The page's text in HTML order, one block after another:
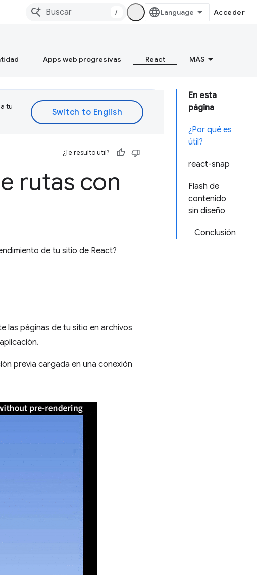
/ Acceder
Apps web progresivas React MÁS
En esta
página
¿Por qué es
útil?
react-snap
Flash de
contenido
sin diseño
Conclusión
tu
¿Te resultó útil?
rutas con
de tu sitio de React?
las páginas de tu sitio en archivos
previa cargada en una conexión